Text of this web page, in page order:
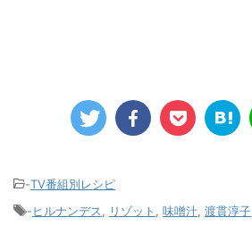
-TV番組別レシピ
-ヒルナンデス リゾット 味噌汁 渡貫淳子